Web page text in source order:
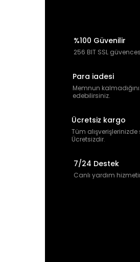
%100 Güvenilir
256 BIT SSL
Para iadesi
Memnun
edebilirsiniz.
Ücretsiz kargo
Tüm
Ücretsizdir.
7/24 Destek
Canlı yardım